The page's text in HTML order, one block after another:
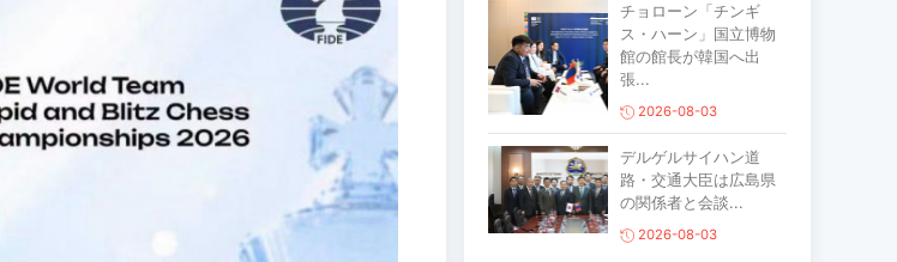
チョローン「チンギ
ス・ハーン」国立博物
館の館長が韓国へ出
張...
2026-08-03
デルゲルサイハン道
路・交通大臣は広島県
の関係者と会談...
2026-08-03